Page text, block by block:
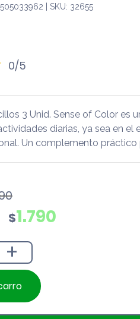
| SKU: 32655
0/5
3 Unid. Sense of Color es
diarias, ya sea en el
Un complemento práctico
$1.790
+